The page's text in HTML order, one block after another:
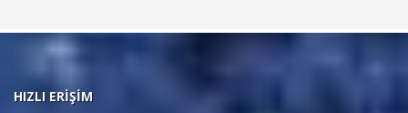
HIZLI ERİŞİM